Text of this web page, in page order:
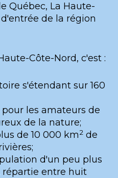
Québec, La Haute-
de la région
Côte-Nord, c'est :
s'étendant sur 160
les amateurs de
de la nature;
de 10 000 km2 de
d'un peu plus
répartie entre huit